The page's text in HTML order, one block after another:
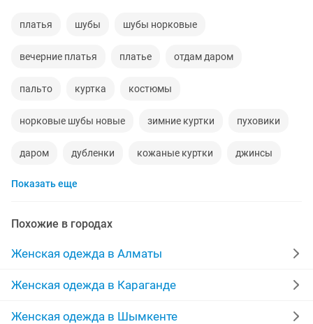
платья шубы шубы норковые
вечерние платья платье отдам даром
пальто куртка костюмы
норковые шубы новые зимние куртки пуховики
даром дубленки кожаные куртки джинсы
шубы мутон
куртки женские пальто женские
меховые жилетки халаты
брюки зимние пуховики кардиган
Показать еще
Похожие в городах
Женская одежда в Алматы
Женская одежда в Караганде
Женская одежда в Шымкенте